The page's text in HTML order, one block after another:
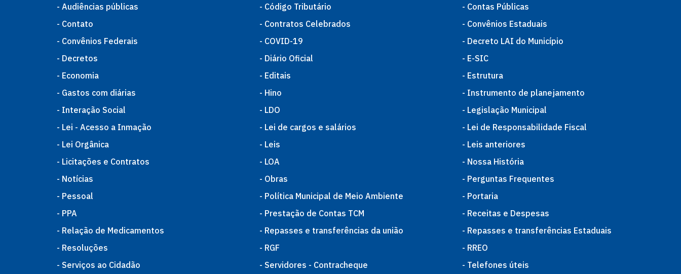
- Audiências públicas
- Código Tributário
- Contas Públicas
- Contato
- Contratos Celebrados
- Convênios Estaduais
- Convênios Federais
- COVID-19
- Decreto LAI do Município
- Decretos
- Diário Oficial
- E-SIC
- Economia
- Editais
- Estrutura
- Gastos com diárias
- Hino
- Instrumento de planejamento
- Interação Social
- LDO
- Legislação Municipal
- Lei - Acesso a Inmação
- Lei de cargos e salários
- Lei de Responsabilidade Fiscal
- Lei Orgânica
- Leis
- Leis anteriores
- Licitações e Contratos
- LOA
- Nossa História
- Notícias
- Obras
- Perguntas Frequentes
- Pessoal
- Política Municipal de Meio Ambiente
- Portaria
- PPA
- Prestação de Contas TCM
- Receitas e Despesas
- Relação de Medicamentos
- Repasses e transferências da união
- Repasses e transferências Estaduais
- Resoluções
- RGF
- RREO
- Serviços ao Cidadão
- Servidores - Contracheque - Telefones úteis